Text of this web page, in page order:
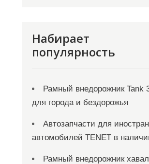
Набирает
популярность
Рамный внедорожник Tank
для города и бездорожья
Автозапчасти для
автомобилей TENET в
Рамный внедорожник